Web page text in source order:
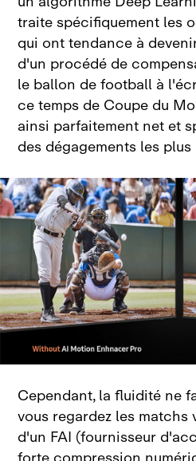
traite spécifiquement les
qui ont tendance à
d'un procédé de
le ballon de football à
ce temps de Coupe du
ainsi parfaitement net et
des dégagements les
Cependant, la fluidité ne
vous regardez les
d'un FAI (fournisseur